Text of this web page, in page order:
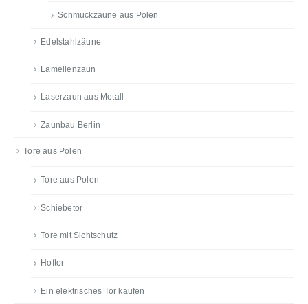
Schmuckzäune aus Polen
Edelstahlzäune
Lamellenzaun
Laserzaun aus Metall
Zaunbau Berlin
Tore aus Polen
Tore aus Polen
Schiebetor
Tore mit Sichtschutz
Hoftor
Ein elektrisches Tor kaufen